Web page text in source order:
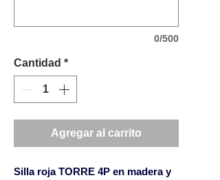
0/500
Cantidad *
Agregar al carrito
Silla roja TORRE 4P en madera y